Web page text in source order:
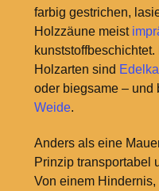
farbig gestrichen,
Holzzäune meist
Holzarten sind
oder biegsame – und
Weide.
Anders als eine
Prinzip transportabel
Von einem